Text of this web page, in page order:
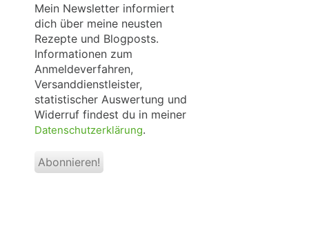
Mein Newsletter informiert
dich über meine neusten
Rezepte und Blogposts.
Informationen zum
Anmeldeverfahren,
Versanddienstleister,
statistischer Auswertung und
Widerruf findest du in meiner
Datenschutzerklärung.